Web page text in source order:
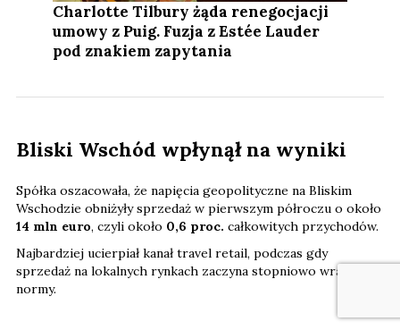
Charlotte Tilbury żąda renegocjacji
umowy z Puig. Fuzja z Estée Lauder
pod znakiem zapytania
Bliski Wschód wpłynął na wyniki
Spółka oszacowała, że napięcia geopolityczne na Bliskim
Wschodzie obniżyły sprzedaż w pierwszym półroczu o około
14 mln euro, czyli około 0,6 proc. całkowitych przychodów.
Najbardziej ucierpiał kanał travel retail, podczas gdy
sprzedaż na lokalnych rynkach zaczyna stopniowo wracać do
normy.